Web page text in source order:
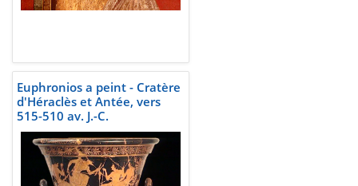
Euphronios a peint - Cratère
d'Héraclès et Antée, vers
515-510 av. J.-C.